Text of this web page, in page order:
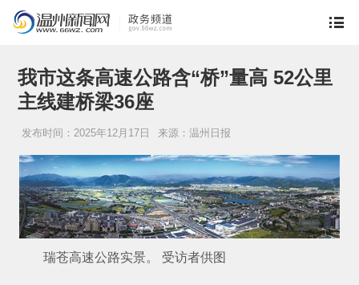
我市这条高速公路含“桥”量高 52公里
主线建桥梁36座
发布时间：2025年12月17日 来源：温州日报
瑞苍高速公路实景。 受访者供图